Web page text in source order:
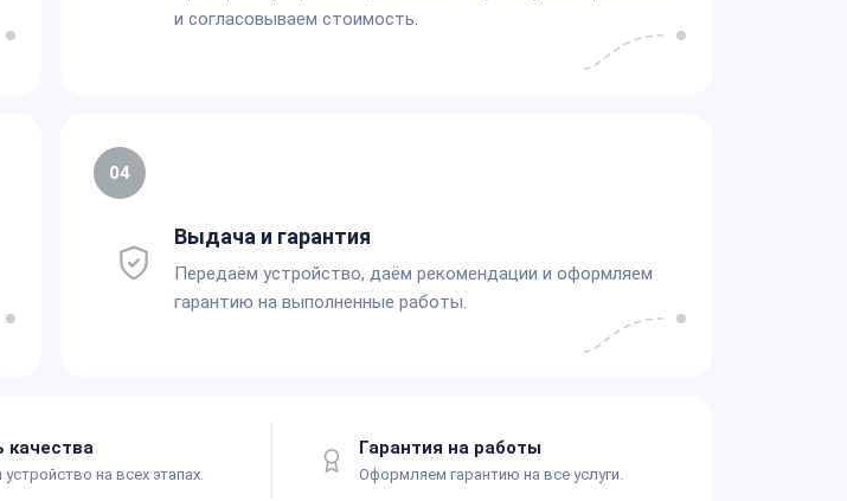
и согласовываем стоимость.
04
Выдача и гарантия
Передаём устройство, даём рекомендации и оформляем
гарантию на выполненные работы.
качества
на всех этапах.
Гарантия на работы
Оформляем гарантию на все услуги.